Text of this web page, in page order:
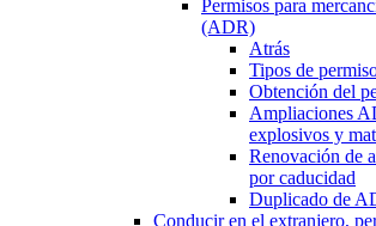
Permisos para
(ADR)
Atrás
Tipos de
Obtención del
Ampliaciones
explosivos y
Renovación de
por caducidad
Duplicado de
Conducir en el extranjero,